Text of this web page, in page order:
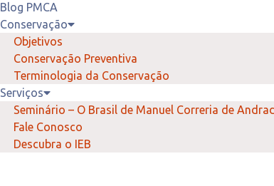
Blog PMCA
Conservação
Objetivos
Conservação Preventiva
Terminologia da Conservação
Serviços
Seminário – O Brasil de Manuel Correria de
Fale Conosco
Descubra o IEB